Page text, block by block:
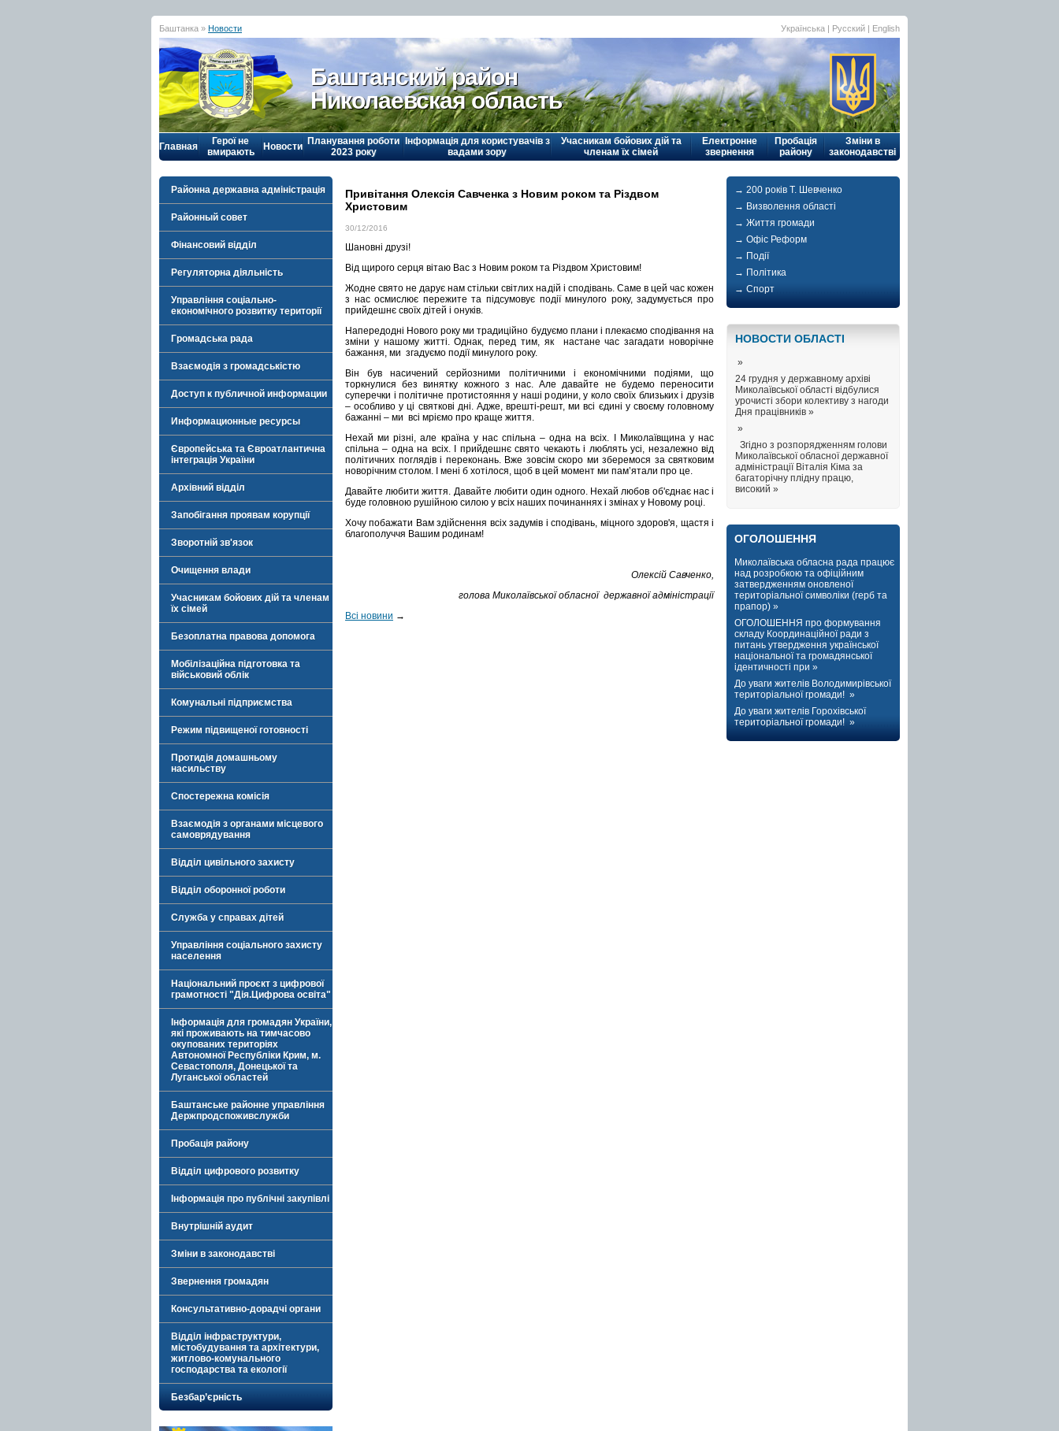
Баштанка » Новости Українська | Русский | English
Баштанский район
Николаевская область
Главная
Герої не
вмирають
Новости Планування роботи
2023 року
Інформація для користувачів з
вадами зору
Учасникам бойових дій та
членам їх сімей
Електронне
звернення
Пробація
району
Зміни в
законодавстві
Районна державна адміністрація
Районный совет
Фінансовий відділ
Регуляторна діяльність
Управління соціально-
економічного розвитку території
Громадська рада
Взаємодія з громадськістю
Доступ к публичной информации
Информационные ресурсы
Європейська та Євроатлантична
інтеграція України
Архівний відділ
Запобігання проявам корупції
Зворотній зв'язок
Очищення влади
Учасникам бойових дій та членам
їх сімей
Безоплатна правова допомога
Мобілізаційна підготовка та
військовий облік
Комунальні підприємства
Режим підвищеної готовності
Протидія домашньому
насильству
Спостережна комісія
Взаємодія з органами місцевого
самоврядування
Відділ цивільного захисту
Відділ оборонної роботи
Служба у справах дітей
Управління соціального захисту
населення
Національний проєкт з цифрової
грамотності "Дія.Цифрова освіта"
Інформація для громадян України,
які проживають на тимчасово
окупованих територіях
Автономної Республіки Крим, м.
Севастополя, Донецької та
Луганської областей
Баштанське районне управління
Держпродспоживслужби
Пробація району
Відділ цифрового розвитку
Інформація про публічні закупівлі
Внутрішній аудит
Зміни в законодавстві
Звернення громадян
Консультативно-дорадчі органи
Відділ інфраструктури,
містобудування та архітектури,
житлово-комунального
господарства та екології
Безбар’єрність
Привітання Олексія Савченка з Новим роком та Різдвом
Христовим
30/12/2016
Шановні друзі!
Від щирого серця вітаю Вас з Новим роком та Різдвом Христовим!
Жодне свято не дарує нам стільки світлих надій і сподівань. Саме в цей час кожен
з нас осмислює пережите та підсумовує події минулого року, задумується про
прийдешнє своїх дітей і онуків.
Напередодні Нового року ми традиційно будуємо плани і плекаємо сподівання на
зміни у нашому житті. Однак, перед тим, як настане час загадати новорічне
бажання, ми згадуємо події минулого року.
Він був насичений серйозними політичними і економічними подіями, що
торкнулися без винятку кожного з нас. Але давайте не будемо переносити
суперечки і політичне протистояння у наші родини, у коло своїх близьких і друзів
– особливо у ці святкові дні. Адже, врешті-решт, ми всі єдині у своєму головному
бажанні – ми всі мріємо про краще життя.
Нехай ми різні, але країна у нас спільна – одна на всіх. І Миколаївщина у нас
спільна – одна на всіх. І прийдешнє свято чекають і люблять усі, незалежно від
політичних поглядів і переконань. Вже зовсім скоро ми зберемося за святковим
новорічним столом. І мені б хотілося, щоб в цей момент ми пам’ятали про це.
Давайте любити життя. Давайте любити один одного. Нехай любов об'єднає нас і
буде головною рушійною силою у всіх наших починаннях і змінах у Новому році.
Хочу побажати Вам здійснення всіх задумів і сподівань, міцного здоров'я, щастя і
благополуччя Вашим родинам!
Олексій Савченко,
голова Миколаївської обласної державної адміністрації
Всі новини →
→ 200 років Т. Шевченко
→ Визволення області
→ Життя громади
→ Офіс Реформ
→ Події
→ Політика
→ Спорт
НОВОСТИ ОБЛАСТI
»
24 грудня у державному архіві
Миколаївської області відбулися
урочисті збори колективу з нагоди
Дня працівників »
»
Згідно з розпорядженням голови
Миколаївської обласної державної
адміністрації Віталія Кіма за
багаторічну плідну працю,
високий »
ОГОЛОШЕННЯ
Миколаївська обласна рада працює
над розробкою та офіційним
затвердженням оновленої
територіальної символіки (герб та
прапор) »
ОГОЛОШЕННЯ про формування
складу Координаційної ради з
питань утвердження української
національної та громадянської
ідентичності при »
До уваги жителів Володимирівської
територіальної громади! »
До уваги жителів Горохівської
територіальної громади! »